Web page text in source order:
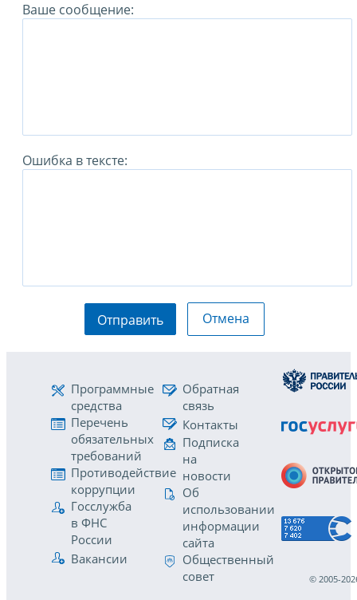
Ваше сообщение:
Ошибка в тексте:
Отправить Отмена
Программные
средства
Перечень
обязательных
требований
Противодействие
коррупции
Госслужба
в ФНС
России
Вакансии
Обратная
связь
Контакты
Подписка
на
новости
Об
использовании
информации
сайта
Общественный
совет
© 2005-